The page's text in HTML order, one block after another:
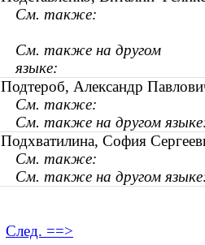
См. также:
См. также на другом
языке:
Подтероб, Александр
См. также:
См. также на другом
Подхватилина, София
См. также:
См. также на другом
След. ==>